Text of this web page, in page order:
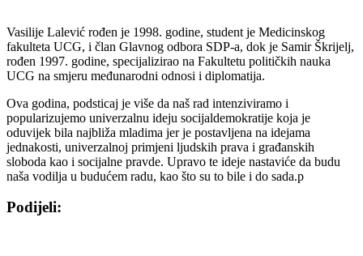
Vasilije Lalević rođen je 1998. godine, student je Medicinskog
fakulteta UCG, i član Glavnog odbora SDP-a, dok je Samir Škrijelj,
rođen 1997. godine, specijalizirao na Fakultetu političkih nauka
UCG na smjeru međunarodni odnosi i diplomatija.
Ova godina, podsticaj je više da naš rad intenziviramo i
popularizujemo univerzalnu ideju socijaldemokratije koja je
oduvijek bila najbliža mladima jer je postavljena na idejama
jednakosti, univerzalnoj primjeni ljudskih prava i građanskih
sloboda kao i socijalne pravde. Upravo te ideje nastaviće da budu
naša vodilja u budućem radu, kao što su to bile i do sada.p
Podijeli: